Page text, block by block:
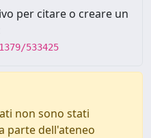
per citare o creare un
533425
non sono stati
parte dell'ateneo